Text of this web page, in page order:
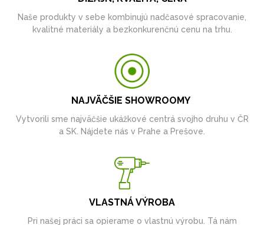
Naše produkty v sebe kombinujú nadčasové spracovanie,
kvalitné materiály a bezkonkurenčnú cenu na trhu.
NAJVÄČŠIE SHOWROOMY
Vytvorili sme najväčšie ukážkové centrá svojho druhu v ČR
a SK. Nájdete nás v Prahe a Prešove.
VLASTNÁ VÝROBA
Pri našej práci sa opierame o vlastnú výrobu. Tá nám